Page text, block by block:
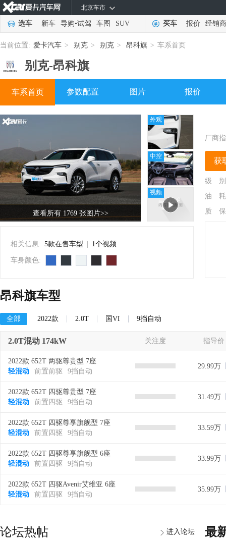
北京车市
选车 新车 导购•试驾 车图 SUV 买车 报价 经销商
当前位置: 爱卡汽车 > 别克 > 别克 > 昂科旗 > 车系首页
别克-昂科旗
车系首页 参数配置 图片 报价
查看所有 1769 张图片>>
外观
中控
视频
相关信息: 5款在售车型 1个视频
车身颜色:
厂商
获
级 别
油 耗
质 保
昂科旗车型
全部 2022款 2.0T 国VI 9挡自动
2.0T混动 174kW 关注度 指导价
2022款 652T 两驱尊贵型 7座
轻混动
前置前驱 9挡自动
29.99万
2022款 652T 四驱尊贵型 7座
轻混动
前置四驱 9挡自动
31.49万
2022款 652T 四驱尊享旗舰型 7座
轻混动
前置四驱 9挡自动
33.59万
2022款 652T 四驱尊享旗舰型 6座
轻混动
前置四驱 9挡自动
33.99万
2022款 652T 四驱Avenir艾维亚 6座
轻混动
前置四驱 9挡自动
35.99万
论坛热帖 进入论坛 最